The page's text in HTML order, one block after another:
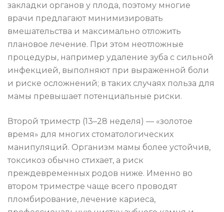
закладки органов у плода, поэтому многие
врачи предлагают минимизировать
вмешательства и максимально отложить
плановое лечение. При этом неотложные
процедуры, например удаление зуба с сильной
инфекцией, выполняют при выраженной боли
и риске осложнений; в таких случаях польза для
мамы превышает потенциальные риски.
Второй триместр (13–28 неделя) — «золотое
время» для многих стоматологических
манипуляций. Организм мамы более устойчив,
токсикоз обычно стихает, а риск
преждевременных родов ниже. Именно во
втором триместре чаще всего проводят
пломбирование, лечение кариеса,